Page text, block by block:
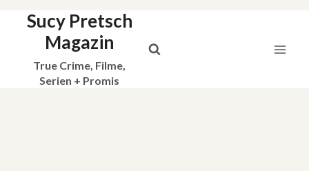
Sucy Pretsch
Magazin
True Crime, Filme,
Serien + Promis